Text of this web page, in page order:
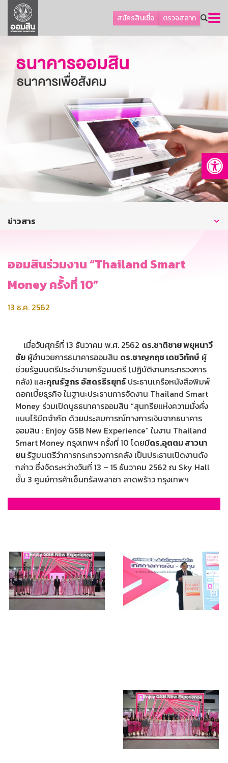
สมัครสินเชื่อ ตรวจสลาก
ลูกค้าธุรกิจ
ลูกค้าผู้ประกอบรายย่อย
ออมเพื่อสุข
เกี่ยวกับธนาคาร
การพัฒนาที่ยั่งยืน
บริการทางการเงิน
ติดต่อเรา
บริการออนไลน์
ข่าวสาร
ออมสินร่วมงาน “Thailand Smart
Money ครั้งที่ 10”
13 ธ.ค. 2562
เมื่อวันศุกร์ที่ 13 ธันวาคม พ.ศ. 2562 ดร.ชาติชาย พยุหนาวี
ชัย ผู้อำนวยการธนาคารออมสิน ดร.ชาญกฤช เดชวิทักษ์ ผู้
ช่วยรัฐมนตรีประจำนายกรัฐมนตรี (ปฏิบัติงานกระทรวงการ
คลัง) และคุณรัฐกร อัสดรธีรยุทธ์ ประธานเครือหนังสือพิมพ์
ดอกเบี้ยธุรกิจ ในฐานะประธานการจัดงาน Thailand Smart
Money ร่วมเปิดบูธธนาคารออมสิน “สุนทรียแห่งความมั่งคั่ง
แบบไร้ขีดจำกัด ด้วยประสบการณ์ทางการเงินจากธนาคาร
ออมสิน : Enjoy GSB New Experience” ในงาน Thailand
Smart Money กรุงเทพฯ ครั้งที่ 10 โดยมีดร.อุตตม สาวนา
ยนรัฐมนตรีว่าการกระทรวงการคลัง เป็นประธานเปิดงานดัง
กล่าว ซึ่งจัดระหว่างวันที่ 13 – 15 ธันวาคม 2562 ณ Sky Hall
ชั้น 3 ศูนย์การค้าเซ็นทรัลพลาซา ลาดพร้าว กรุงเทพฯ